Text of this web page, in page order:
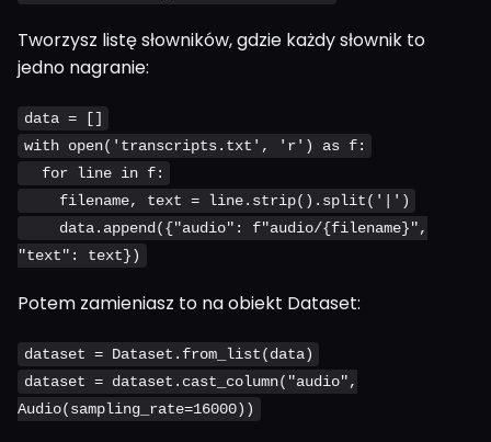
Tworzysz listę słowników, gdzie każdy słownik to
jedno nagranie:
data = []
with open('transcripts.txt', 'r') as f:
for line in f:
filename, text = line.strip().split('|')
data.append({"audio": f"audio/{filename}",
"text": text})
Potem zamieniasz to na obiekt Dataset:
dataset = Dataset.from_list(data)
dataset = dataset.cast_column("audio",
Audio(sampling_rate=16000))